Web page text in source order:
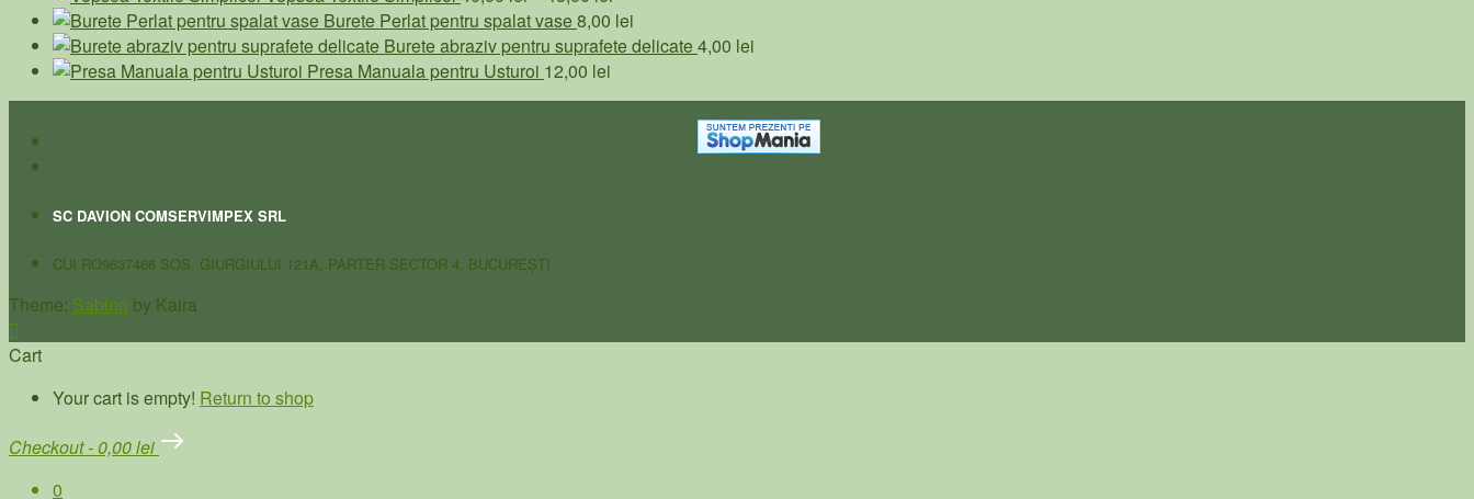
de
prețuri:
până
Burete Perlat pentru spalat vase8,00 lei
Burete abraziv pentru suprafete delicate4,00 lei
Presa Manuala pentru Usturoi 12,00 lei
SC DAVION COMSERVIMPEX SRL
CUI RO9637466 SOS. GIURGIULUI 121A, PARTER SECTOR 4, BUCUREȘTI
Theme: Sabino by Kaira
Cart
Your cart is empty! Return to shop
Checkout - 0,00 lei
0